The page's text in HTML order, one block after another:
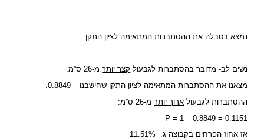
נמצא בטבלה את ההסתברות המתאימה לציון התקן.
נשים לב- מדובר בהסתברות לגבעול קצר יותרמ-26 ס”מ.
מצאנו את ההסתברות המתאימה לציון התקן שחישבנו – 0.8849.
ההסתברות לגבעול ארוך יותרמ-26 ס”מ:
P = 1 – 0.8849 = 0.1151
אז אחוז הפרחים בקבוצה ג: 11.51%